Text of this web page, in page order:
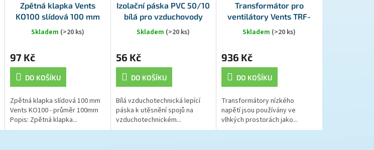
Zpětná klapka Vents
KO100 slídová 100 mm
Skladem (>20 ks)
97 Kč
DO KOŠÍKU
Zpětná klapka slídová 100 mm
Vents KO100 - průměr 100mm
Popis: Zpětná klapka...
Izolační páska PVC 50/10
bílá pro vzduchovody
Skladem (>20 ks)
56 Kč
DO KOŠÍKU
Bílá vzduchotechnická lepící
páska k utěsnění spojů na
vzduchotechnickém...
Transformátor pro
ventilátory Vents TRF-
220/12-25 12V
Skladem (>20 ks)
936 Kč
DO KOŠÍKU
Transformátory nízkého
napětí jsou používány ve
vlhkých prostorách jako...